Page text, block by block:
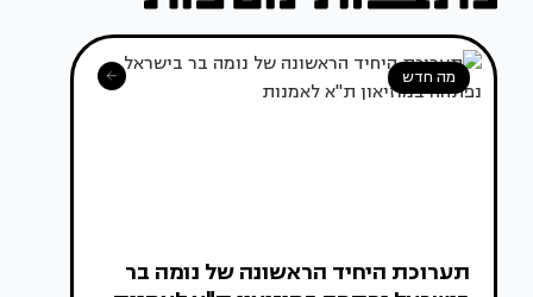
מה חדש
תערוכת היחיד הראשונה של נומה בר